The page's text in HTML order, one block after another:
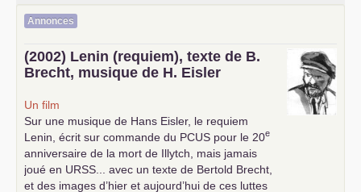
Annonces
(2002) Lenin (requiem), texte de B.
Brecht, musique de H. Eisler
Un film
Sur une musique de Hans Eisler, le requiem
Lenin, écrit sur commande du PCUS pour le 20e
anniversaire de la mort de Illytch, mais jamais
joué en URSS ... avec un texte de Bertold Brecht,
et des images d’hier et aujourd’hui de ces luttes